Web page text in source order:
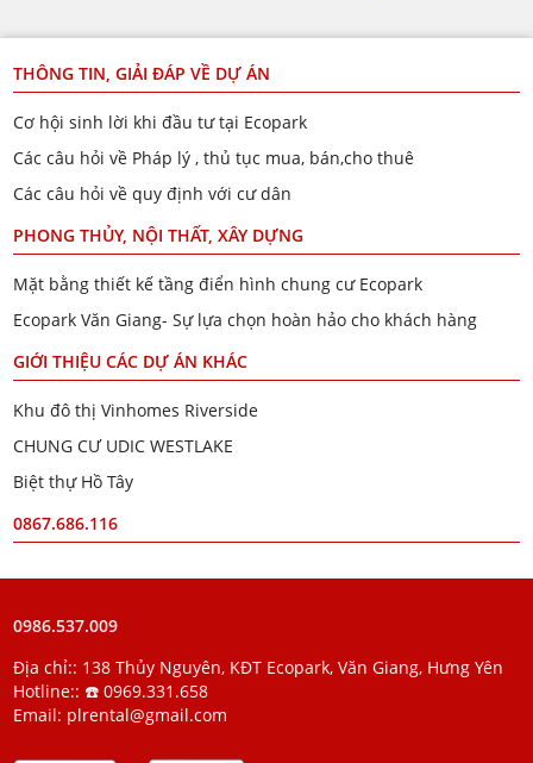
THÔNG TIN, GIẢI ĐÁP VỀ DỰ ÁN
Cơ hội sinh lời khi đầu tư tại Ecopark
Các câu hỏi về Pháp lý , thủ tục mua, bán,cho thuê
Các câu hỏi về quy định với cư dân
PHONG THỦY, NỘI THẤT, XÂY DỰNG
Mặt bằng thiết kế tầng điển hình chung cư Ecopark
Ecopark Văn Giang- Sự lựa chọn hoàn hảo cho khách hàng
GIỚI THIỆU CÁC DỰ ÁN KHÁC
Khu đô thị Vinhomes Riverside
CHUNG CƯ UDIC WESTLAKE
Biệt thự Hồ Tây
0867.686.116
0986.537.009
Địa chỉ:: 138 Thủy Nguyên, KĐT Ecopark, Văn Giang, Hưng Yên
Hotline:: ☎️ 0969.331.658
Email: plrental@gmail.com